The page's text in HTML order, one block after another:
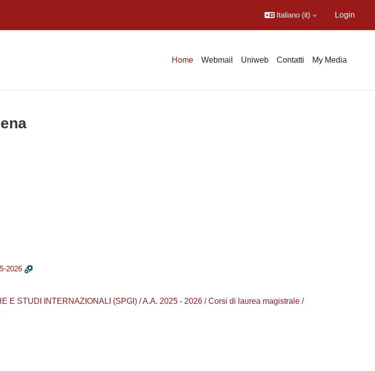
Italiano ‎(it)‎ Login
Home Webmail Uniweb Contatti My Media
2026
E STUDI INTERNAZIONALI (SPGI) / A.A. 2025 - 2026 / Corsi di laurea magistrale /